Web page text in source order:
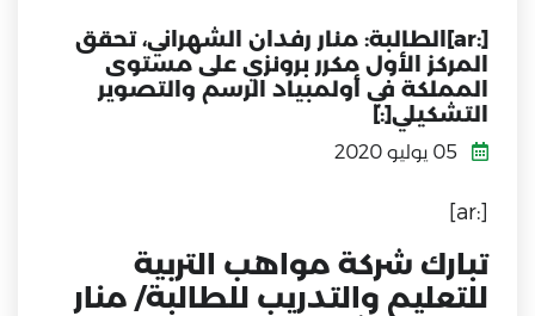
[:ar]الطالبة: منار رفدان الشهراني، تحقق
المركز الأول مكرر برونزي على مستوى
المملكة في أولمبياد الرسم والتصوير
التشكيلي[:]
[:ar]
تبارك شركة مواهب التربية
للتعليم والتدريب للطالبة/ منار